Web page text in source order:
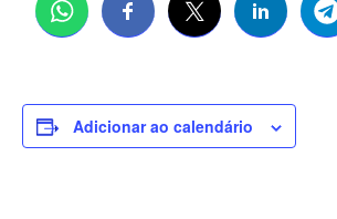
Adicionar ao calendário